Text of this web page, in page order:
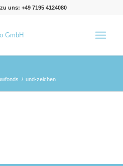
uns: +49 7195 4124080
/ und-zeichen